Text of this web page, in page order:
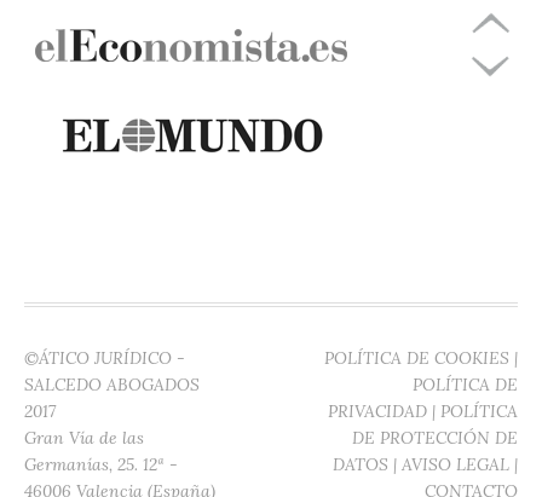
©ÁTICO JURÍDICO -
SALCEDO ABOGADOS
2017
Gran Vía de las
Germanías, 25. 12ª -
46006 Valencia (España)
POLÍTICA DE COOKIES |
POLÍTICA DE
PRIVACIDAD | POLÍTICA
DE PROTECCIÓN DE
DATOS | AVISO LEGAL |
CONTACTO